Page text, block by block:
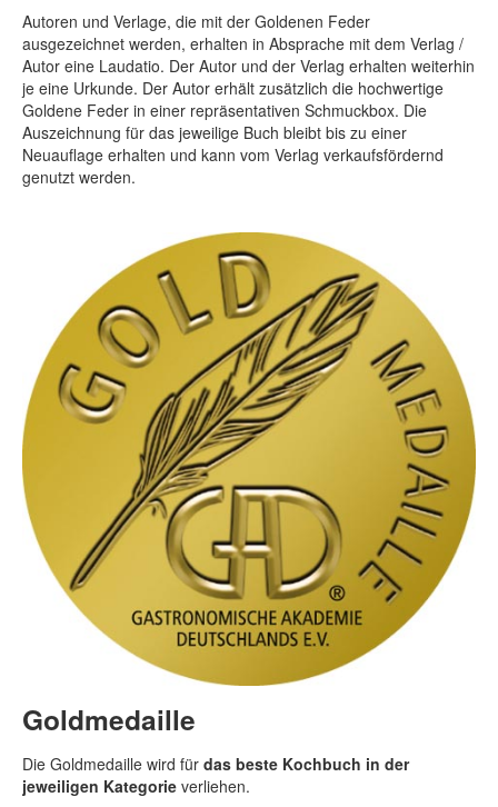
Autoren und Verlage, die mit der Goldenen Feder
ausgezeichnet werden, erhalten in Absprache mit dem Verlag /
Autor eine Laudatio. Der Autor und der Verlag erhalten weiterhin
je eine Urkunde. Der Autor erhält zusätzlich die hochwertige
Goldene Feder in einer repräsentativen Schmuckbox. Die
Auszeichnung für das jeweilige Buch bleibt bis zu einer
Neuauflage erhalten und kann vom Verlag verkaufsfördernd
genutzt werden.
Goldmedaille
Die Goldmedaille wird für das beste Kochbuch in der
jeweiligen Kategorie verliehen.